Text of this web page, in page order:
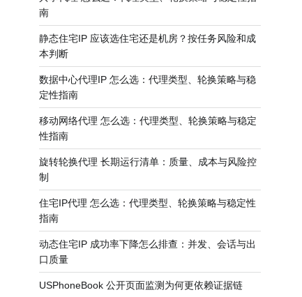
南
静态住宅IP 应该选住宅还是机房？按任务风险和成
本判断
数据中心代理IP 怎么选：代理类型、轮换策略与稳
定性指南
移动网络代理 怎么选：代理类型、轮换策略与稳定
性指南
旋转轮换代理 长期运行清单：质量、成本与风险控
制
住宅IP代理 怎么选：代理类型、轮换策略与稳定性
指南
动态住宅IP 成功率下降怎么排查：并发、会话与出
口质量
USPhoneBook 公开页面监测为何更依赖证据链